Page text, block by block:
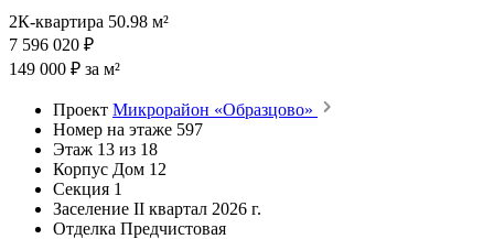
2К-квартира 50.98 м²
7 596 020 ₽
149 000 ₽ за м²
Проект Микрорайон «Образцово»
Номер на этаже 597
Этаж 13 из 18
Корпус Дом 12
Секция 1
Заселение II квартал 2026 г.
Отделка Предчистовая